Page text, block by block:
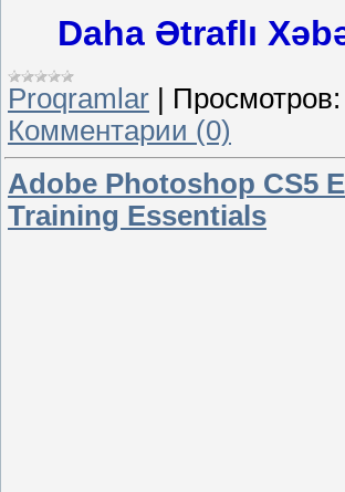
Daha Ətraflı
Proqramlar Просмотров:
Комментарии (0)
Adobe Photoshop CS5
Training Essentials